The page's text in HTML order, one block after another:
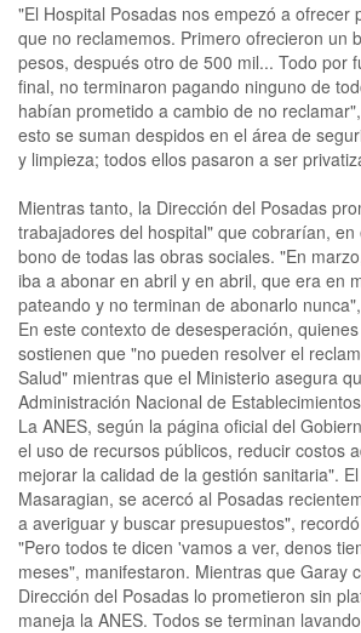
"El Hospital Posadas nos empezó a ofrecer
que no reclamemos. Primero ofrecieron un
pesos, después otro de 500 mil... Todo por
final, no terminaron pagando ninguno de
habían prometido a cambio de no
esto se suman despidos en el área de
y limpieza; todos ellos pasaron a ser
Mientras tanto, la Dirección del Posadas
trabajadores del hospital" que cobrarían,
bono de todas las obras sociales. "En
iba a abonar en abril y en abril, que era en
pateando y no terminan de abonarlo
En este contexto de desesperación,
sostienen que "no pueden resolver el
Salud" mientras que el Ministerio asegura
Administración Nacional de
La ANES, según la página oficial del
el uso de recursos públicos, reducir costos
mejorar la calidad de la gestión sanitaria".
Masaragian, se acercó al Posadas
a averiguar y buscar presupuestos",
"Pero todos te dicen 'vamos a ver, denos
meses", manifestaron. Mientras que Garay
Dirección del Posadas lo prometieron sin
maneja la ANES. Todos se terminan